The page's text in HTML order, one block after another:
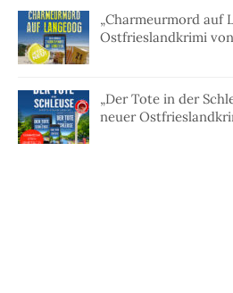
„Charmeurmord auf
Ostfrieslandkrimi
„Der Tote in der
neuer